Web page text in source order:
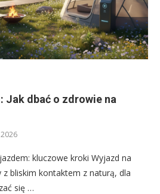
Jak dbać o zdrowie na
kluczowe kroki Wyjazd na
bliskim kontaktem z naturą, dla
się …